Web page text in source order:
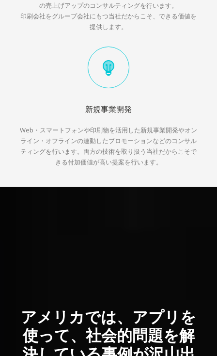
の売上げアップのコンサルティングを行います。
印刷会社をグループ会社にもつ当社だからこそ、できる価値を
提供します。
新規事業開発
Web・スマートフォンや印刷物を活用した新規事業開発やオン
ライン・オフラインの連動したプロモーションなどのコンサル
ティングを行います。両方の技術を取り扱う当社だからこそで
きる付加価値が高い提案を行います。
アメリカでは、アプリを
使って、社会的問題を解